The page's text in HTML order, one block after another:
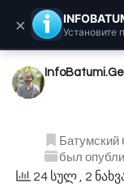
InfoBatumi.Ge
Батумский
был
24 სულ , 2
× Установите